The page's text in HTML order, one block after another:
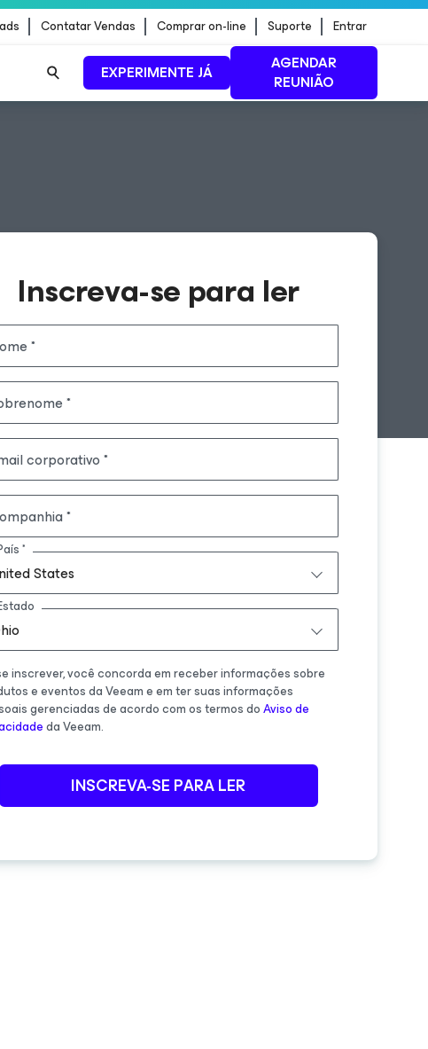
Contatar Vendas Comprar on-line Suporte Entrar
EXPERIMENTE JÁ
AGENDAR
REUNIÃO
Inscreva-se para ler
corporativo
States
inscrever, você concorda em receber informações sobre
e eventos da Veeam e em ter suas informações
gerenciadas de acordo com os termos doAviso de
da Veeam.
INSCREVA-SE PARA LER